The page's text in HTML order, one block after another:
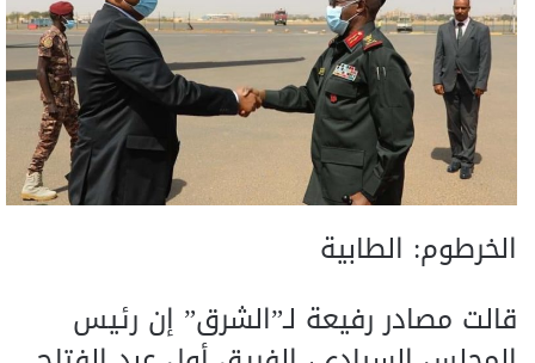
الخرطوم: الطابية
قالت مصادر رفيعة لـ”الشرق” إن رئيس